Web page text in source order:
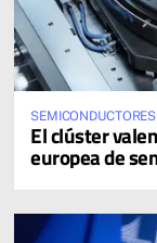
SEMICONDUCTORES
El clúster
europea de